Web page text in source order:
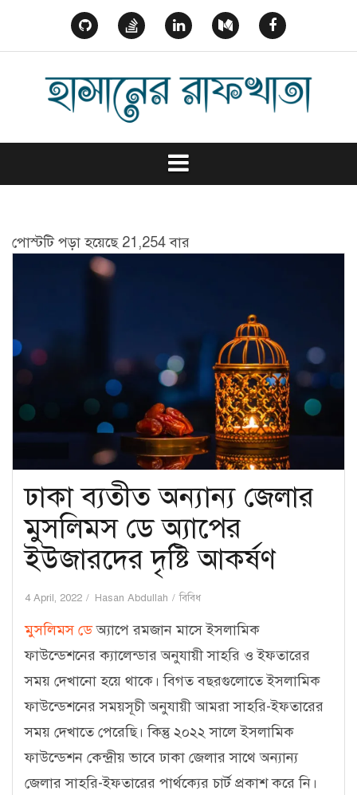
content
পোস্টটি পড়া হয়েছে 21,254 বার
ঢাকা ব্যতীত অন্যান্য জেলার
মুসলিমস ডে অ্যাপের
ইউজারদের দৃষ্টি আকর্ষণ
4 April, 2022 Hasan Abdullah বিবিধ
মুসলিমস ডেঅ্যাপে রমজান মাসে ইসলামিক
ফাউন্ডেশনের ক্যালেন্ডার অনুযায়ী সাহরি ও ইফতারের
সময় দেখানো হয়ে থাকে। বিগত বছরগুলোতে ইসলামিক
ফাউন্ডেশনের সময়সূচী অনুযায়ী আমরা সাহরি-ইফতারের
সময় দেখাতে পেরেছি। কিন্তু ২০২২ সালে ইসলামিক
ফাউন্ডেশন কেন্দ্রীয় ভাবে ঢাকা জেলার সাথে অন্যান্য
জেলার সাহরি-ইফতারের পার্থক্যের চার্ট প্রকাশ করে নি।